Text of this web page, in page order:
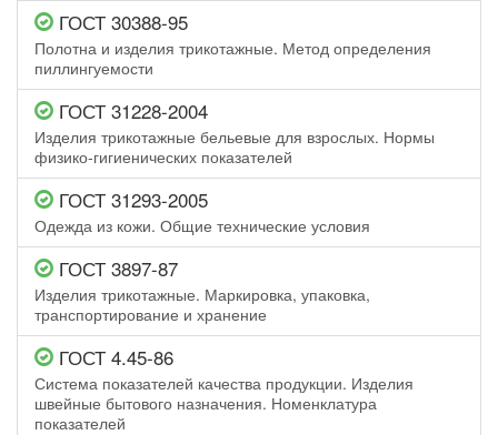
ГОСТ 30388-95
Полотна и изделия трикотажные. Метод определения
пиллингуемости
ГОСТ 31228-2004
Изделия трикотажные бельевые для взрослых. Нормы
физико-гигиенических показателей
ГОСТ 31293-2005
Одежда из кожи. Общие технические условия
ГОСТ 3897-87
Изделия трикотажные. Маркировка, упаковка,
транспортирование и хранение
ГОСТ 4.45-86
Система показателей качества продукции. Изделия
швейные бытового назначения. Номенклатура
показателей